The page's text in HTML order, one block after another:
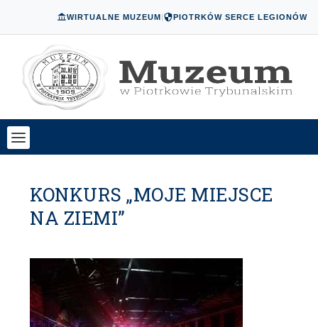
WIRTUALNE MUZEUM| PIOTRKÓW SERCE LEGIONÓW
KONKURS „MOJE MIEJSCE
NA ZIEMI”